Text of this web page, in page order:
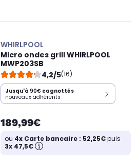
WHIRLPOOL
Micro ondes grill WHIRLPOOL
MWP203SB
4,2/5(16)
Jusqu'à 90€ cagnottés
nouveaux adhérents
189,99€
ou 4x Carte bancaire : 52,25€puis
3x 47,5€